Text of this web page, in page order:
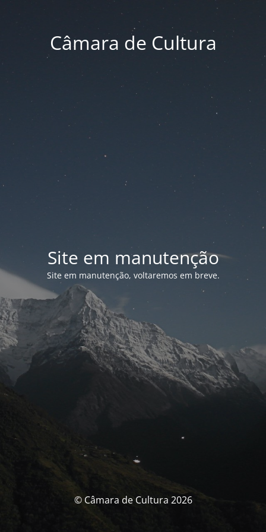
Câmara de Cultura
Site em manutenção
Site em manutenção, voltaremos em breve.
© Câmara de Cultura 2026